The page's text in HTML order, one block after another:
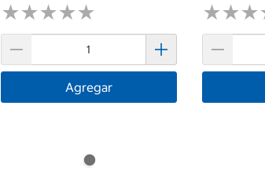
★★★★★
★★★★★
Agregar
★★★
★★★